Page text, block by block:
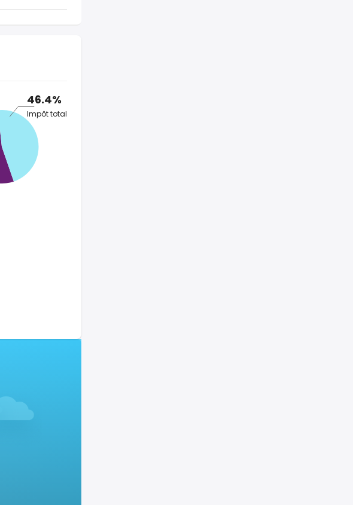
46.4%
Impôt total